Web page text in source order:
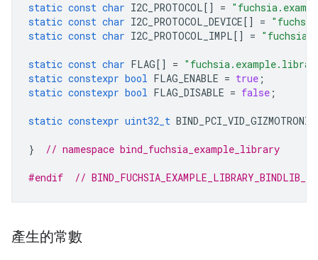
static const char I2C_PROTOCOL[] =
static const char I2C_PROTOCOL_DEVICE[] =
static const char I2C_PROTOCOL_IMPL[] =
static const char FLAG[] =
static constexpr bool FLAG_ENABLE = true ;
static constexpr bool FLAG_DISABLE = false ;
static constexpr uint32_t
} // namespace bind_fuchsia_example_library
#endif // BIND_FUCHSIA_EXAMPLE_LIBRARY_BINDLIB_
產生的常數